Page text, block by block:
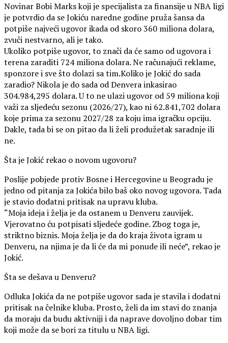
Novinar Bobi Marks koji je specijalista za finansije u NBA ligi
je potvrdio da se Jokiću naredne godine pruža šansa da
potpiše najveći ugovor ikada od skoro 360 miliona dolara,
zvuči nestvarno, ali je tako.
Ukoliko potpiše ugovor, to znači da će samo od ugovora i
terena zaraditi 724 miliona dolara. Ne računajući reklame,
sponzore i sve što dolazi sa tim.Koliko je Jokić do sada
zaradio? Nikola je do sada od Denvera inkasirao
304.984,295 dolara. U to ne ulazi ugovor od 59 miliona koji
važi za sljedeću sezonu (2026/27), kao ni 62.841,702 dolara
koje prima za sezonu 2027/28 za koju ima igračku opciju.
Dakle, tada bi se on pitao da li želi produžetak saradnje ili
ne.
Šta je Jokić rekao o novom ugovoru?
Poslije pobjede protiv Bosne i Hercegovine u Beogradu je
jedno od pitanja za Jokića bilo baš oko novog ugovora. Tada
je stavio dodatni pritisak na upravu kluba.
“Moja ideja i želja je da ostanem u Denveru zauvijek.
Vjerovatno ću potpisati sljedeće godine. Zbog toga je,
striktno biznis. Moja želja je da do kraja života igram u
Denveru, na njima je da li će da mi ponude ili neće”, rekao je
Jokić.
Šta se dešava u Denveru?
Odluka Jokića da ne potpiše ugovor sada je stavila i dodatni
pritisak na čelnike kluba. Prosto, želi da im stavi do znanja
da moraju da budu aktivniji i da naprave dovoljno dobar tim
koji može da se bori za titulu u NBA ligi.